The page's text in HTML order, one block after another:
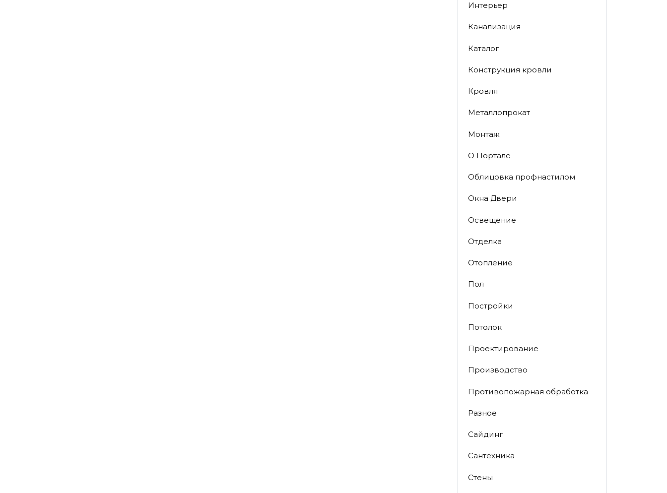
Интерьер
Канализация
Каталог
Конструкция кровли
Кровля
Металлопрокат
Монтаж
О Портале
Облицовка профнастилом
Окна Двери
Освещение
Отделка
Отопление
Пол
Постройки
Потолок
Проектирование
Производство
Противопожарная обработка
Разное
Сайдинг
Сантехника
Стены